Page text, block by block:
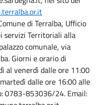
di Terralba, Ufficio
servizi Territoriali alla
comunale, via
Giorni e orario di
al venerdì dalle ore 11:00
dalle ore 16:00 alle
0783-853036/24. Email: